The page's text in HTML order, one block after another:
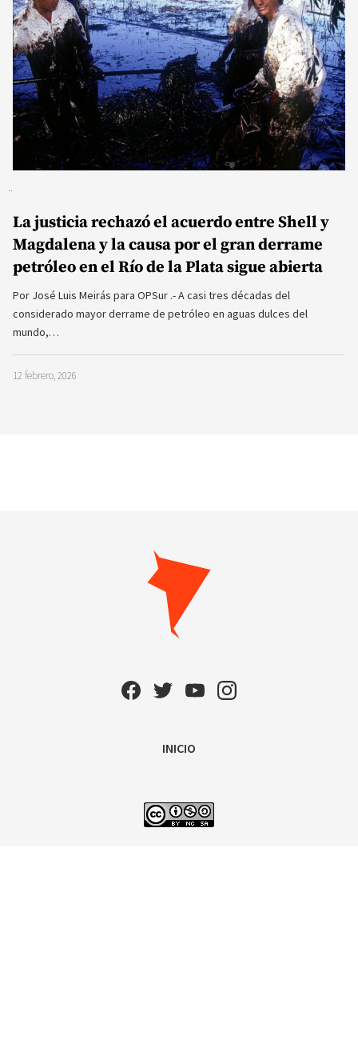
La justicia rechazó el acuerdo entre Shell y
Magdalena y la causa por el gran derrame
petróleo en el Río de la Plata sigue abierta
Por José Luis Meirás para OPSur .- A casi tres décadas del
considerado mayor derrame de petróleo en aguas dulces del
mundo,…
12 febrero, 2026
INICIO